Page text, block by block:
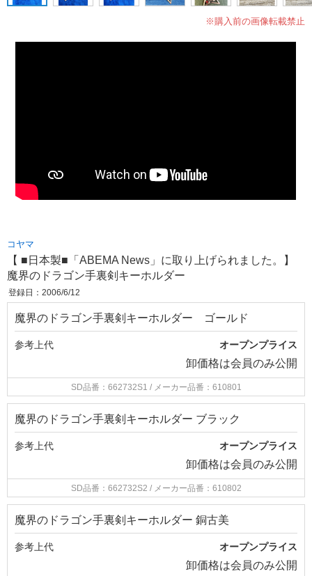
※購入前の画像転載禁止
コヤマ
【 ■日本製■「ABEMA News」に取り上げられました。】
魔界のドラゴン手裏剣キーホルダー
登録日：2006/6/12
魔界のドラゴン手裏剣キーホルダー ゴールド
参考上代 オープンプライス
卸価格は会員のみ公開
SD品番：662732S1 / メーカー品番：610801
魔界のドラゴン手裏剣キーホルダー ブラック
参考上代 オープンプライス
卸価格は会員のみ公開
SD品番：662732S2 / メーカー品番：610802
魔界のドラゴン手裏剣キーホルダー 銅古美
参考上代 オープンプライス
卸価格は会員のみ公開